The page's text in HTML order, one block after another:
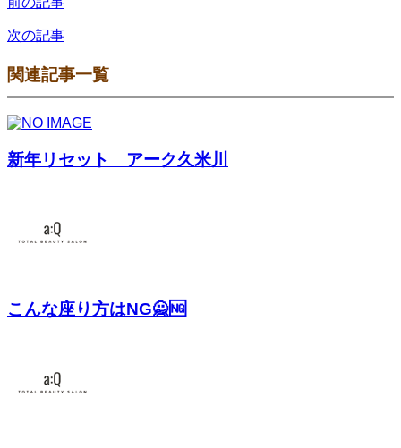
次の記事
関連記事一覧
新年リセット アーク久米川
こんな座り方はNG🙅🆖